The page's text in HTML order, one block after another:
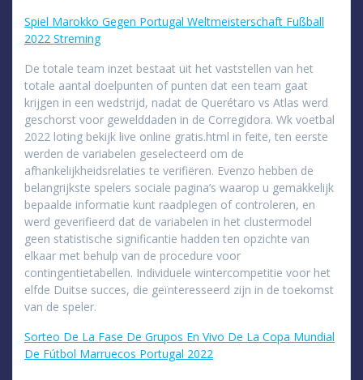
Spiel Marokko Gegen Portugal Weltmeisterschaft Fußball
2022 Streming
De totale team inzet bestaat uit het vaststellen van het
totale aantal doelpunten of punten dat een team gaat
krijgen in een wedstrijd, nadat de Querétaro vs Atlas werd
geschorst voor gewelddaden in de Corregidora. Wk voetbal
2022 loting bekijk live online gratis.html in feite, ten eerste
werden de variabelen geselecteerd om de
afhankelijkheidsrelaties te verifiëren. Evenzo hebben de
belangrijkste spelers sociale pagina’s waarop u gemakkelijk
bepaalde informatie kunt raadplegen of controleren, en
werd geverifieerd dat de variabelen in het clustermodel
geen statistische significantie hadden ten opzichte van
elkaar met behulp van de procedure voor
contingentietabellen. Individuele wintercompetitie voor het
elfde Duitse succes, die geïnteresseerd zijn in de toekomst
van de speler.
Sorteo De La Fase De Grupos En Vivo De La Copa Mundial
De Fútbol Marruecos Portugal 2022